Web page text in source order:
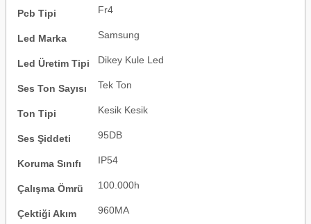
Pcb Tipi Fr4
Led Marka Samsung
Led Üretim Tipi Dikey Kule Led
Ses Ton Sayısı Tek Ton
Ton Tipi Kesik Kesik
Ses Şiddeti 95DB
Koruma Sınıfı IP54
Çalışma Ömrü 100.000h
Çektiği Akım 960MA